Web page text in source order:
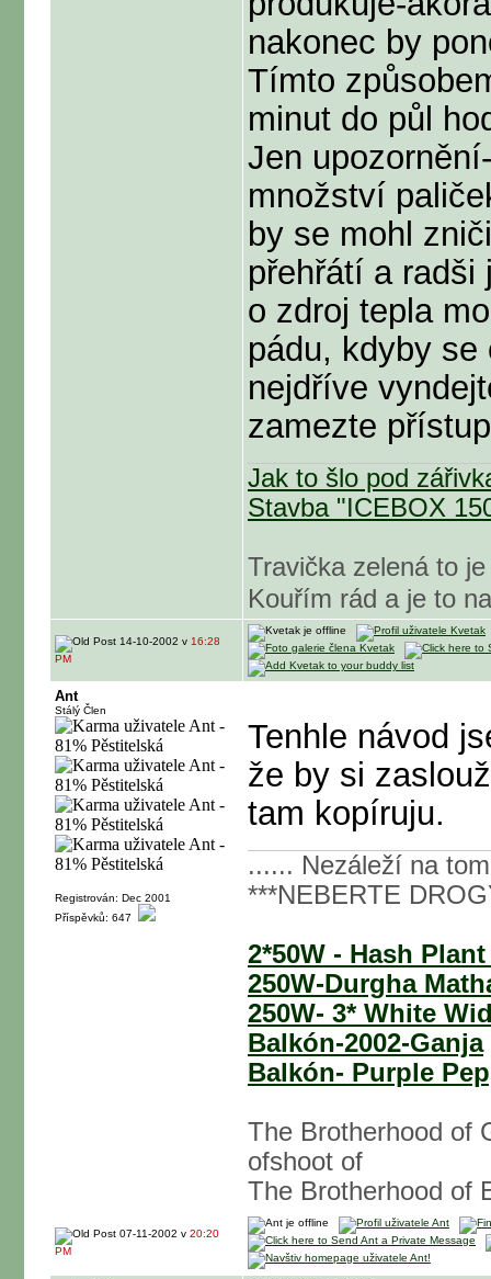
nakonec by
Tímto
minut do půl
Jen
množství
by se mohl
přehřátí a radši
o zdroj tepla
pádu, kdyby
nejdříve
zamezte
Jak to šlo pod
Stavba "ICEBOX
Travička zelená to
Kouřím rád a je to
14-10-2002 v 16:28
PM
Ant
Stálý Člen
Registrován: Dec 2001
Příspěvků: 647
Tenhle návod
že by si
tam kopíruju.
...... Nezáleží na
***NEBERTE
2*50W - Hash
250W-Durgha
250W- 3* White
Balkón-2002-Ganja
Balkón- Purple
The Brotherhood of
ofshoot of
The Brotherhood of
07-11-2002 v 20:20
PM